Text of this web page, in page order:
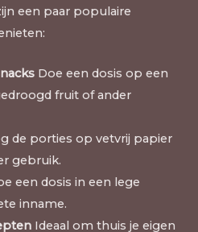
een paar populaire
Doe een dosis op een
fruit of ander
de porties op vetvrij papier
gebruik.
een dosis in een lege
inname.
Ideaal om thuis je eigen